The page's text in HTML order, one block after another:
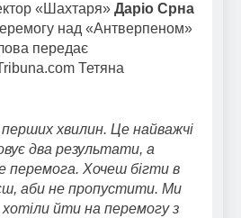
«Шахтаря» Даріо Срна
над «Антверпеном»
передає
Тетяна
хвилин. Це найважчі
два результати, а
перемога. Хочеш бігти в
аби не пропустити. Ми
йти на перемогу з